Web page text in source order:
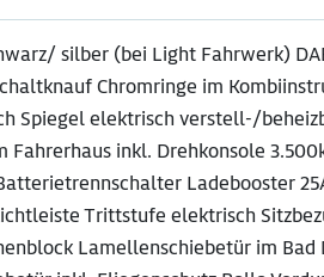
silber (bei Light Fahrwerk)
Chromringe im
Spiegel elektrisch verstell-/
inkl. Drehkonsole
Ladebooster
Trittstufe elektrisch
Lamellenschiebetür im